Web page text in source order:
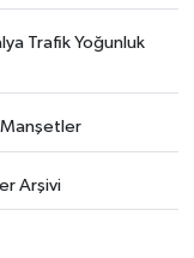
Trafik Yoğunluk
Manşetler
Arşivi